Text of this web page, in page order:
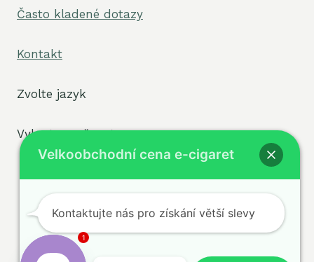
Často kladené dotazy
Kontakt
Zvolte jazyk
Vyberte možnost
Podmínky Zásady
ochrany osobních údajů
Zásady používání
© 2026
sigvape.com -
WordPress Šablona
Velkoobchodní cena e-cigaret
Kontaktujte nás pro získání větší slevy
1